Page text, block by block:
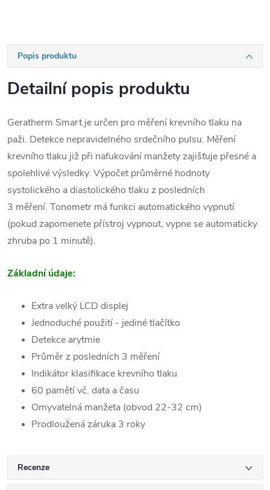
Popis produktu
Detailní popis produktu
Geratherm Smart je určen pro měření krevního tlaku na
paži. Detekce nepravidelného srdečního pulsu. Měření
krevního tlaku již při nafukování manžety zajišťuje přesné a
spolehlivé výsledky. Výpočet průměrné hodnoty
systolického a diastolického tlaku z posledních
3 měření. Tonometr má funkci automatického vypnutí
(pokud zapomenete přístroj vypnout, vypne se automaticky
zhruba po 1 minutě).
Základní údaje:
Extra velký LCD displej
Jednoduché použití - jediné tlačítko
Detekce arytmie
Průměr z posledních 3 měření
Indikátor klasifikace krevního tlaku
60 pamětí vč. data a času
Omyvatelná manžeta (obvod 22-32 cm)
Prodloužená záruka 3 roky
Recenze